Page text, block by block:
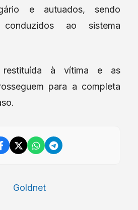
e autuados, sendo
conduzidos ao sistema
à vítima e as
para a completa